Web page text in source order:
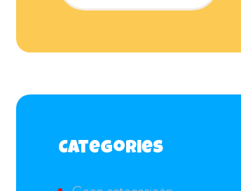
Categories